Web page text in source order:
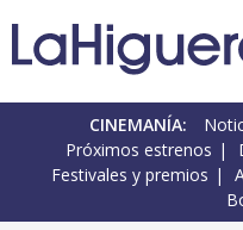
CINEMANÍA:
Próximos estrenos
Festivales y premios